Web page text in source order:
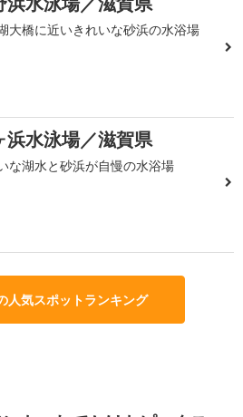
大橋に近いきれいな砂浜の水浴場
浜水泳場／滋賀県
な湖水と砂浜が自慢の水浴場
人気スポットランキング